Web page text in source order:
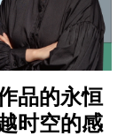
品的永恒
时空的感